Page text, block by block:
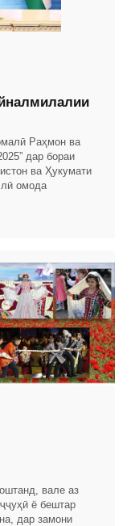
Раҳмон ва
дар бораи
ва Ҳукумати
омода
вале аз
ё бештар
дар замони